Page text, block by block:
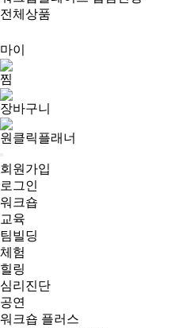
전체상품
마이
찜
장바구니
원클릭플래너
회원가입
로그인
워크숍
교육
팀빌딩
체험
힐링
심리진단
공연
워크숍 플러스